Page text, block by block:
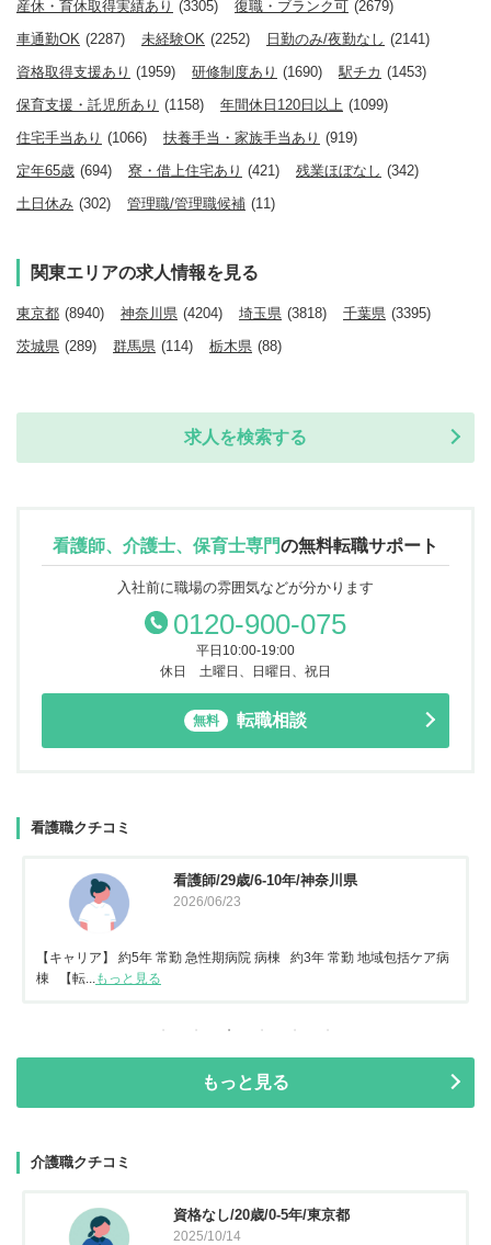
産休・育休取得実績あり (3305) 復職・ブランク可 (2679)
車通勤OK (2287) 未経験OK (2252) 日勤のみ/夜勤なし (2141)
資格取得支援あり (1959) 研修制度あり (1690) 駅チカ (1453)
保育支援・託児所あり (1158) 年間休日120日以上 (1099)
住宅手当あり (1066) 扶養手当・家族手当あり (919)
定年65歳 (694) 寮・借上住宅あり (421) 残業ほぼなし (342)
土日休み (302) 管理職/管理職候補 (11)
関東エリアの求人情報を見る
東京都 (8940) 神奈川県 (4204) 埼玉県 (3818) 千葉県 (3395)
茨城県 (289) 群馬県 (114) 栃木県 (88)
求人を検索する
看護師、介護士、保育士専門の無料転職サポート
入社前に職場の雰囲気などが分かります
0120-900-075
平日10:00-19:00
休日 土曜日、日曜日、祝日
無料 転職相談
看護職クチコミ
看護師/29歳/6-10年/神奈川県
2026/06/23
【キャリア】 約5年 常勤 急性期病院 病棟 約3年 常勤 地域包括ケア病
棟 【転...もっと見る
もっと見る
介護職クチコミ
資格なし/20歳/0-5年/東京都
2025/10/14